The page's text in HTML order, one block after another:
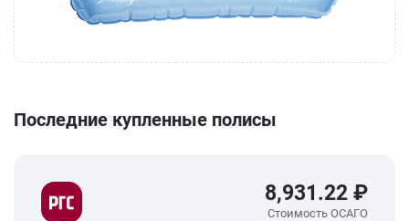
Последние купленные полисы
8,931.22 ₽
Стоимость ОСАГО